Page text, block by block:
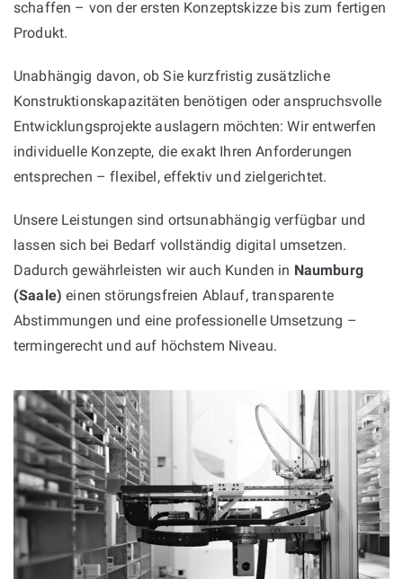
schaffen – von der ersten Konzeptskizze bis zum fertigen
Produkt.
Unabhängig davon, ob Sie kurzfristig zusätzliche
Konstruktionskapazitäten benötigen oder anspruchsvolle
Entwicklungsprojekte auslagern möchten: Wir entwerfen
individuelle Konzepte, die exakt Ihren Anforderungen
entsprechen – flexibel, effektiv und zielgerichtet.
Unsere Leistungen sind ortsunabhängig verfügbar und
lassen sich bei Bedarf vollständig digital umsetzen.
Dadurch gewährleisten wir auch Kunden in Naumburg
(Saale) einen störungsfreien Ablauf, transparente
Abstimmungen und eine professionelle Umsetzung –
termingerecht und auf höchstem Niveau.